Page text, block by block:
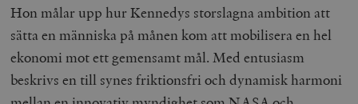
Hon målar upp hur Kennedys storslagna ambition att
sätta en människa på månen kom att mobilisera en hel
ekonomi mot ett gemensamt mål. Med entusiasm
beskrivs en till synes friktionsfri och dynamisk harmoni